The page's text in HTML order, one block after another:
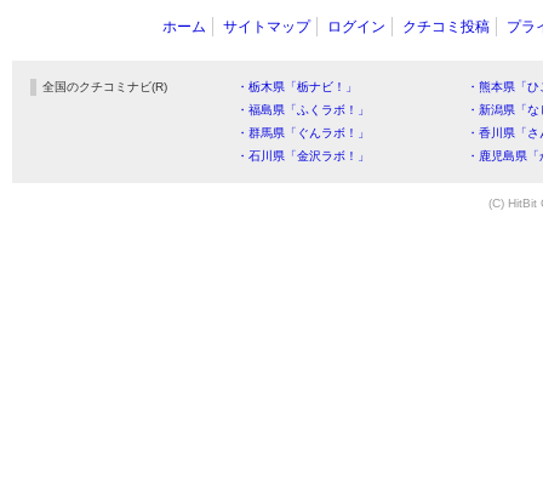
ホーム サイトマップ ログイン クチコミ投稿 プラ
全国のクチコミナビ(R) ・栃木県「栃ナビ！」
・熊本県「
・福島県「ふくラボ！」
・新潟県「
・群馬県「ぐんラボ！」
・香川県「
・石川県「金沢ラボ！」
・鹿児島県
(C) HitBit